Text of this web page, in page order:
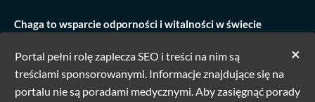
×
Portal pełni rolę zaplecza SEO i treści na nim są
treściami sponsorowanymi. Informacje znajdujące się na
portalu nie są poradami medycznymi. Aby zasięgnąć porady
Chaga to wsparcie odporności i witalności w świecie
Zabieg modelowania ust w Warszawie: Odkryj piękno z
Linea Corporis